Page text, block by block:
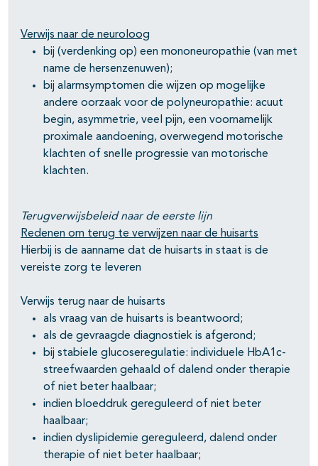
Verwijs naar de neuroloog
bij (verdenking op) een mononeuropathie (van met
name de hersenzenuwen);
bij alarmsymptomen die wijzen op mogelijke
andere oorzaak voor de polyneuropathie: acuut
begin, asymmetrie, veel pijn, een voornamelijk
proximale aandoening, overwegend motorische
klachten of snelle progressie van motorische
klachten.
Terugverwijsbeleid naar de eerste lijn
Redenen om terug te verwijzen naar de huisarts
Hierbij is de aanname dat de huisarts in staat is de
vereiste zorg te leveren
Verwijs terug naar de huisarts
als vraag van de huisarts is beantwoord;
als de gevraagde diagnostiek is afgerond;
bij stabiele glucoseregulatie: individuele HbA1c-
streefwaarden gehaald of dalend onder therapie
of niet beter haalbaar;
indien bloeddruk gereguleerd of niet beter
haalbaar;
indien dyslipidemie gereguleerd, dalend onder
therapie of niet beter haalbaar;